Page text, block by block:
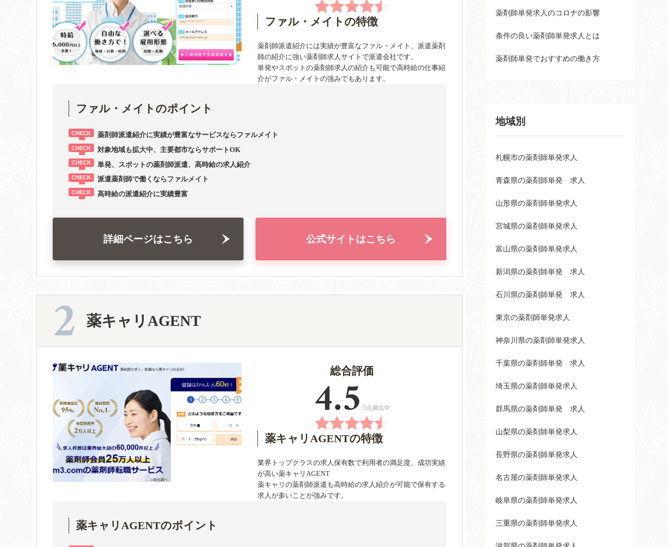
ファル・メイトの特徴
薬剤師派遣紹介には実績が豊富なファル・メイト、派遣薬剤
師の紹介に強い薬剤師求人サイトで派遣会社です。
単発やスポットの薬剤師求人の紹介も可能で高時給の仕事紹
介がファル・メイトの強みでもあります。
ファル・メイトのポイント
薬剤師派遣紹介に実績が豊富なサービスならファルメイト
対象地域も拡大中、主要都市ならサポートOK
単発、スポットの薬剤師派遣、高時給の求人紹介
派遣薬剤師で働くならファルメイト
高時給の派遣紹介に実績豊富
詳細ページはこちら 公式サイトはこちら
薬キャリAGENT
総合評価
/5点満点中
薬キャリAGENTの特徴
業界トップクラスの求人保有数で利用者の満足度、成功実績
が高い薬キャリAGENT
薬キャリの薬剤師派遣も高時給の求人紹介が可能で保有する
求人が多いことが強みです。
薬キャリAGENTのポイント
薬剤師単発求人のコロナの影響
条件の良い薬剤師単発求人とは
薬剤師単発でおすすめの働き方
地域別
札幌市の薬剤師単発求人
青森県の薬剤師単発 求人
山形県の薬剤師単発求人
宮城県の薬剤師単発求人
富山県の薬剤師単発求人
新潟県の薬剤師単発 求人
石川県の薬剤師単発 求人
東京の薬剤師単発求人
神奈川県の薬剤師単発求人
千葉県の薬剤師単発 求人
埼玉県の薬剤師単発求人
群馬県の薬剤師単発 求人
山梨県の薬剤師単発求人
長野県の薬剤師単発求人
名古屋の薬剤師単発求人
岐阜県の薬剤師単発求人
三重県の薬剤師単発求人